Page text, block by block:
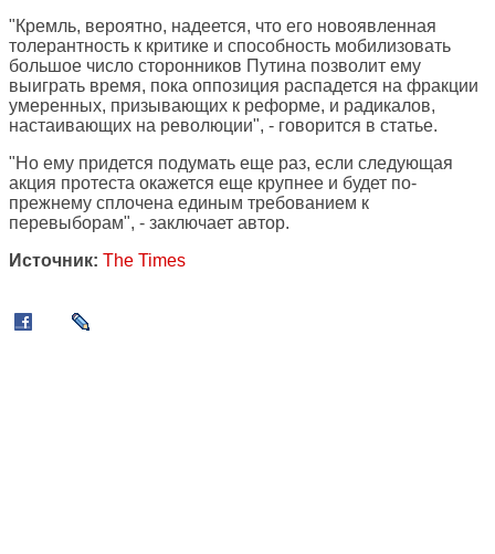
"Кремль, вероятно, надеется, что его новоявленная
толерантность к критике и способность мобилизовать
большое число сторонников Путина позволит ему
выиграть время, пока оппозиция распадется на фракции
умеренных, призывающих к реформе, и радикалов,
настаивающих на революции", - говорится в статье.
"Но ему придется подумать еще раз, если следующая
акция протеста окажется еще крупнее и будет по-
прежнему сплочена единым требованием к
перевыборам", - заключает автор.
Источник: The Times